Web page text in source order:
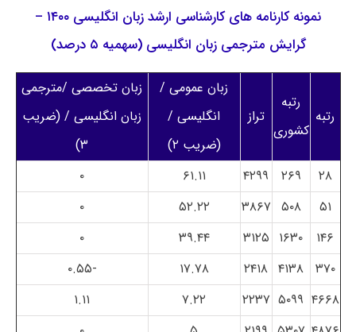
نمونه کارنامه های کارشناسی ارشد زبان انگلیسی ۱۴۰۰ –
گرایش مترجمی زبان انگلیسی (سهمیه ۵ درصد)
رتبه
رتبه
کشوری
تراز
زبان عمومی /
انگلیسی /
(ضریب ۲)
زبان تخصصی /مترجمی
زبان انگلیسی / (ضریب
۳)
۲۸
۲۶۹ ۴۲۹۹ ۶۱.۱۱
۰
۵۱
۵۰۸ ۳۸۶۷ ۵۲.۲۲
۰
۱۴۶
۱۶۳۰ ۳۱۲۵ ۳۹.۴۴
۰
۳۷۰ ۴۱۳۸ ۲۴۱۸ ۱۷.۷۸
-۰.۵۵
۴۶۶۸ ۵۰۹۹ ۲۲۳۷ ۷.۲۲
۱.۱۱